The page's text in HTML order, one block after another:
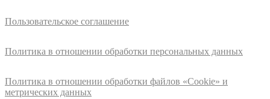
Пользовательское соглашение
Политика в отношении обработки персональных данных
Политика в отношении обработки файлов «Cookie» и
метрических данных